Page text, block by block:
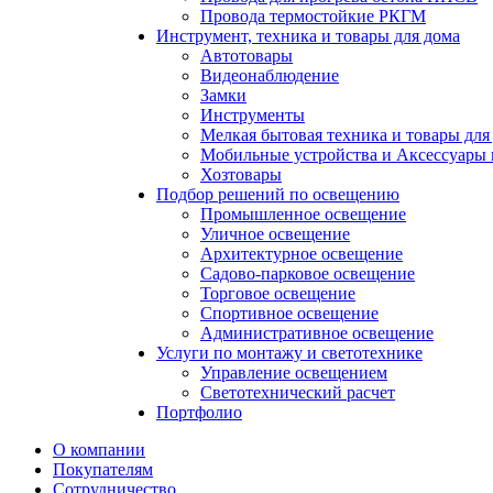
Провода термостойкие РКГМ
Инструмент, техника и товары для дома
Автотовары
Видеонаблюдение
Замки
Инструменты
Мелкая бытовая техника и товары для
Мобильные устройства и Аксессуары
Хозтовары
Подбор решений по освещению
Промышленное освещение
Уличное освещение
Архитектурное освещение
Садово-парковое освещение
Торговое освещение
Спортивное освещение
Административное освещение
Услуги по монтажу и светотехнике
Управление освещением
Светотехнический расчет
Портфолио
О компании
Покупателям
Сотрудничество